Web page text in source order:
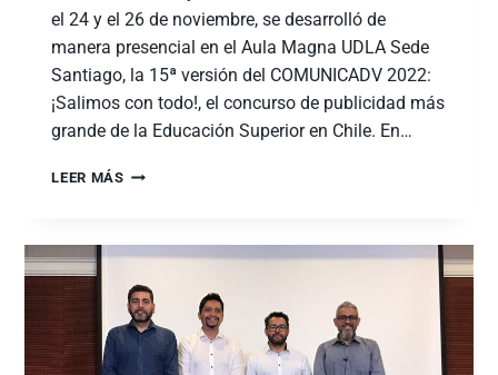
el 24 y el 26 de noviembre, se desarrolló de
manera presencial en el Aula Magna UDLA Sede
Santiago, la 15ª versión del COMUNICADV 2022:
¡Salimos con todo!, el concurso de publicidad más
grande de la Educación Superior en Chile. En…
LEER MÁS